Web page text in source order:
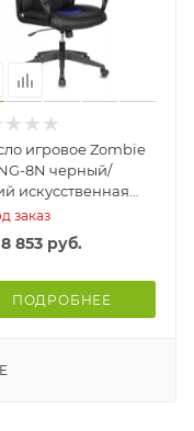
игровое Zombie
8N черный/
искусственная
крестовина
Черный / синий
заказ
8 853 руб.
ПОДРОБНЕЕ